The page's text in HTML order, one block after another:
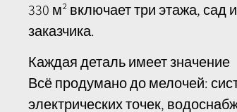
330 м² включает три этажа,
заказчика.
Каждая деталь имеет значение
Всё продумано до мелочей:
электрических точек,